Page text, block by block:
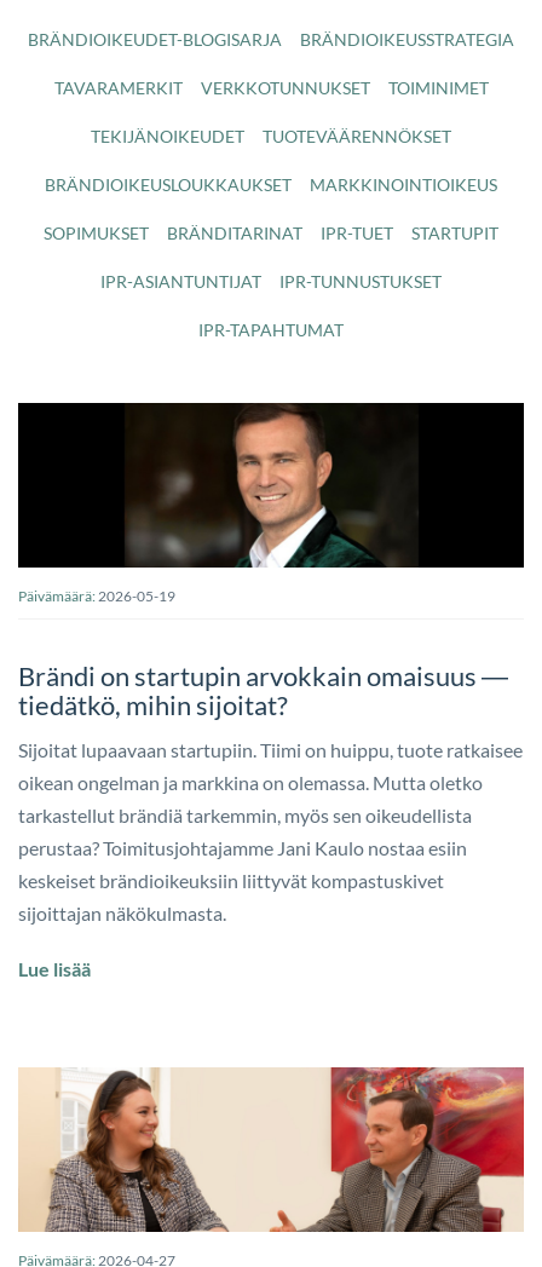
BRÄNDIOIKEUDET-BLOGISARJA BRÄNDIOIKEUSSTRATEGIA
TAVARAMERKIT VERKKOTUNNUKSET TOIMINIMET
TEKIJÄNOIKEUDET TUOTEVÄÄRENNÖKSET
BRÄNDIOIKEUSLOUKKAUKSET MARKKINOINTIOIKEUS
SOPIMUKSET BRÄNDITARINAT IPR-TUET STARTUPIT
IPR-ASIANTUNTIJAT IPR-TUNNUSTUKSET
IPR-TAPAHTUMAT
Päivämäärä:2026-05-19
Brändi on startupin arvokkain omaisuus ―
tiedätkö, mihin sijoitat?
Sijoitat lupaavaan startupiin. Tiimi on huippu, tuote ratkaisee
oikean ongelman ja markkina on olemassa. Mutta oletko
tarkastellut brändiä tarkemmin, myös sen oikeudellista
perustaa? Toimitusjohtajamme Jani Kaulo nostaa esiin
keskeiset brändioikeuksiin liittyvät kompastuskivet
sijoittajan näkökulmasta.
Lue lisää
Päivämäärä:2026-04-27